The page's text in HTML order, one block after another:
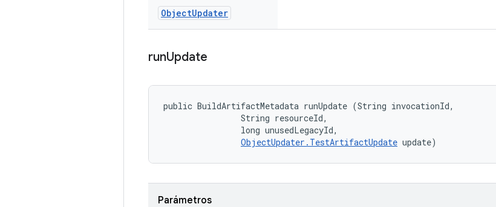
ObjectUpdater
runUpdate
public BuildArtifactMetadata runUpdate (String invocationId,
                String resourceId,
                long unusedLegacyId,
ObjectUpdater.TestArtifactUpdate update)
Parámetros